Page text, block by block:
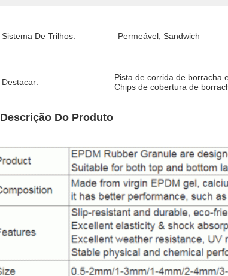
Sistema De Trilhos: Permeável, Sandwich
Destacar: Pista de corrida de borracha
Chips de cobertura de
Descrição Do Produto